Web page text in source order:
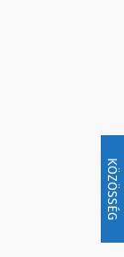
KÖZÖSSÉG